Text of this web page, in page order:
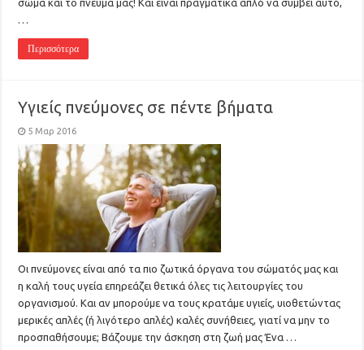
Περισσότερα
Υγιείς πνεύμονες σε πέντε βήματα
5 Μαρ 2016
Οι πνεύμονες είναι από τα πιο ζωτικά όργανα του σώματός μας και
η καλή τους υγεία επηρεάζει θετικά όλες τις λειτουργίες του
οργανισμού. Και αν μπορούμε να τους κρατάμε υγιείς, υιοθετώντας
μερικές απλές (ή λιγότερο απλές) καλές συνήθειες, γιατί να μην το
προσπαθήσουμε; Βάζουμε την άσκηση στη ζωή μας Ένα …